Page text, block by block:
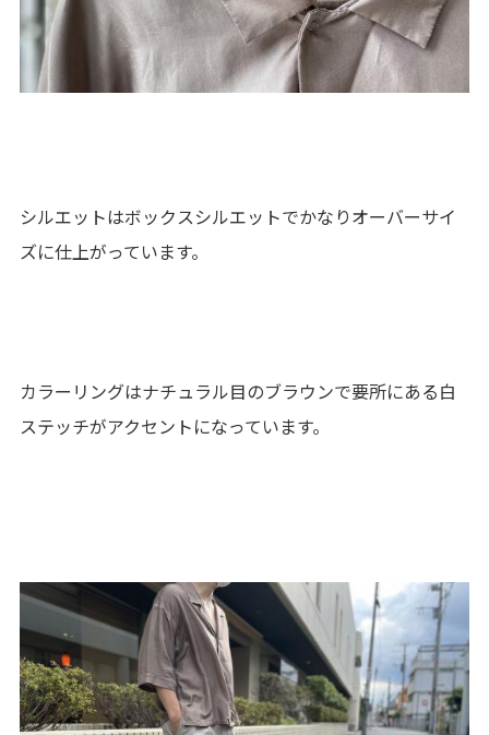
シルエットはボックスシルエットでかなりオーバーサイ
ズに仕上がっています。
カラーリングはナチュラル目のブラウンで要所にある白
ステッチがアクセントになっています。